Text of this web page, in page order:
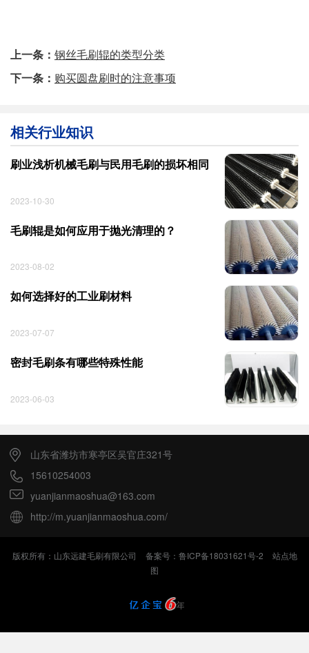
上一条： 钢丝毛刷辊的类型分类
下一条： 购买圆盘刷时的注意事项
相关行业知识
刷业浅析机械毛刷与民用毛刷的损坏相同
2023-10-30
毛刷辊是如何应用于抛光清理的？
2023-08-02
如何选择好的工业刷材料
2023-07-07
密封毛刷条有哪些特殊性能
2023-06-03
山东省潍坊市寒亭区吴官庄321号
15610254003
yuanjianmaoshua@163.com
http://m.yuanjianmaoshua.com/
版权所有：山东远建毛刷有限公司 备案号：鲁ICP备18031621号-2
站点地
图